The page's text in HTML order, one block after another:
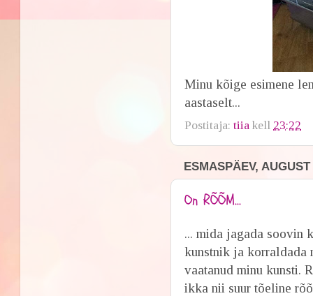
Minu kõige esimene
aastaselt...
Postitaja:tiia kell 23:22
ESMASPÄEV,
On RÕÕM...
... mida jagada soovin
kunstnik ja korraldada
vaatanud minu kunsti.
ikka nii suur tõeline